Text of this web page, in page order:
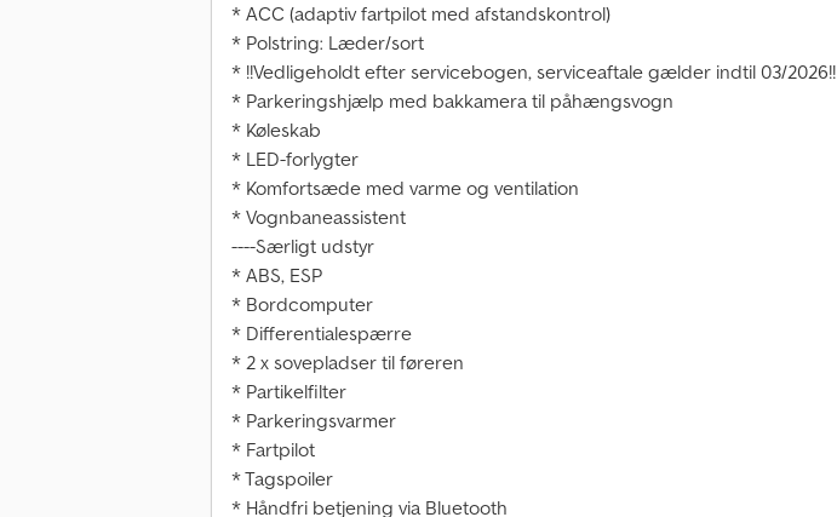
* ACC (adaptiv fartpilot med afstandskontrol)
* Polstring: Læder/sort
* !!Vedligeholdt efter servicebogen, serviceaftale gælder indtil 03/2026!!
* Parkeringshjælp med bakkamera til påhængsvogn
* Køleskab
* LED-forlygter
* Komfortsæde med varme og ventilation
* Vognbaneassistent
----Særligt udstyr
* ABS, ESP
* Bordcomputer
* Differentialespærre
* 2 x sovepladser til føreren
* Partikelfilter
* Parkeringsvarmer
* Fartpilot
* Tagspoiler
* Håndfri betjening via Bluetooth